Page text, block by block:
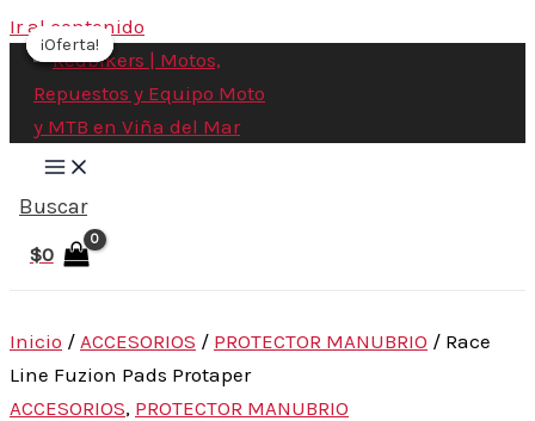
Ir al contenido
Buscar
$0
Inicio / ACCESORIOS / PROTECTOR MANUBRIO / Race
Line Fuzion Pads Protaper
ACCESORIOS, PROTECTOR MANUBRIO
¡Oferta!
¡Oferta!
¡Oferta!
¡Oferta!